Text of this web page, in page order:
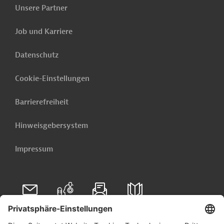
Unsere Partner
Job und Karriere
Datenschutz
Cookie-Einstellungen
Barrierefreiheit
Hinweisgebersystem
Impressum